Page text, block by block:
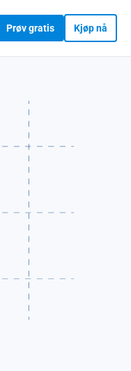
Prøv gratis Kjøp nå